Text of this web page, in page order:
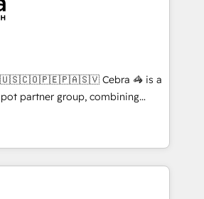
· Native & Custom
· GTM Architecture · Sales &
elevate
your CRM” to your growth
talk.
Cebra 🦓 is a
partner group, combining
and media expertise across
Southern Europe, with teams
Born in Chile, we combine local
reach to help businesses